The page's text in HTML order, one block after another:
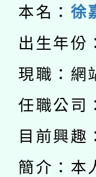
招)
本館
暨閱
科技
礎課
A3數
「數
pilot
有關
薪期
轉知
本名： 徐
出生年份
現職：網
任職公司
目前興趣
簡介：本